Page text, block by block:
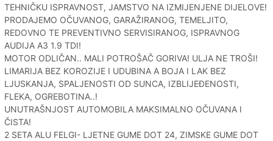
TEHNIČKU ISPRAVNOST, JAMSTVO NA IZMIJENJENE DIJELOVE!
PRODAJEMO OČUVANOG, GARAŽIRANOG, TEMELJITO,
REDOVNO TE PREVENTIVNO SERVISIRANOG, ISPRAVNOG
AUDIJA A3 1.9 TDI!
MOTOR ODLIČAN.. MALI POTROŠAČ GORIVA! ULJA NE TROŠI!
LIMARIJA BEZ KOROZIJE I UDUBINA A BOJA I LAK BEZ
LJUSKANJA, SPALJENOSTI OD SUNCA, IZBLIJEĐENOSTI,
FLEKA, OGREBOTINA..!
UNUTRAŠNJOST AUTOMOBILA MAKSIMALNO OČUVANA I
ČISTA!
2 SETA ALU FELGI- LJETNE GUME DOT 24, ZIMSKE GUME DOT